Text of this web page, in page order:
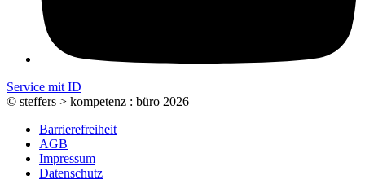
Service mit ID
© steffers > kompetenz : büro 2026
Barrierefreiheit
AGB
Impressum
Datenschutz